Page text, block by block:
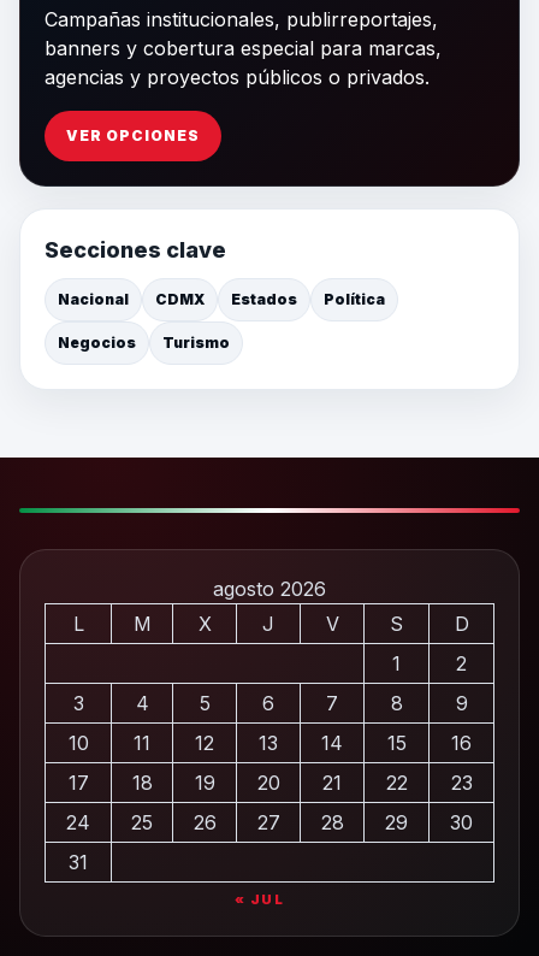
Campañas institucionales, publirreportajes,
banners y cobertura especial para marcas,
agencias y proyectos públicos o privados.
VER OPCIONES
Secciones clave
Nacional CDMX Estados Política
Negocios Turismo
agosto 2026
L
M X J V S
D
1
2
3
4 5 6 7 8
9
10
11 12 13 14 15
16
17
18 19 20 21 22
23
24
25 26 27 28 29
30
31
« JUL